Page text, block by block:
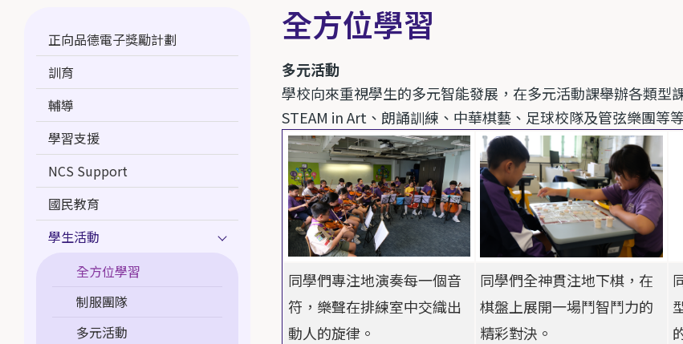
全方位學習
多元活動
學校向來重視學生的多元智能發展，在多元活動課舉辦各類型
STEAM in Art 、朗誦訓練、中華棋藝、足球校隊及管弦樂團等
同學們專注地演奏每一個音
符，樂聲在排練室中交織出
動人的旋律。
同學們全神貫注地下棋，在
棋盤上展開一場鬥智鬥力的
精彩對決。
navigation
正向品德電子獎勵計劃
訓育
輔導
學習支援
NCS Support
國民教育
學生活動
全方位學習
制服團隊
多元活動